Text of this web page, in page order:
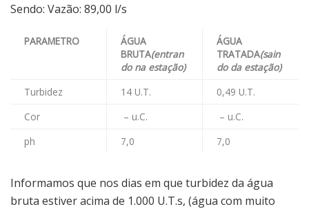
Sendo: Vazão: 89,00 l/s
PARAMETRO
ÁGUA
BRUTA(entran
do na estação)
ÁGUA
TRATADA(sain
do da estação)
Turbidez
14 U.T.
0,49 U.T.
Cor
– u.C.
– u.C.
ph
7,0 7,0
Informamos que nos dias em que turbidez da água
bruta estiver acima de 1.000 U.T.s, (água com muito